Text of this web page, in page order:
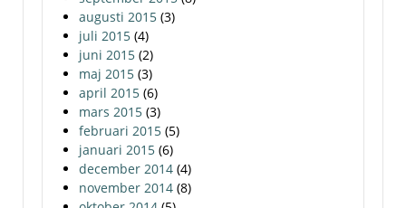
augusti 2015 (3)
juli 2015 (4)
juni 2015 (2)
maj 2015 (3)
april 2015 (6)
mars 2015 (3)
februari 2015 (5)
januari 2015 (6)
december 2014 (4)
november 2014 (8)